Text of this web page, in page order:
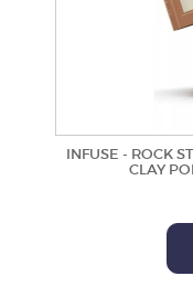
INFUSE - ROCK
CLAY